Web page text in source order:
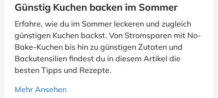
Der Ludwig
Wine in Black HelloFresh Mittel zum Leben
MUCA YourBeef Aromatico Kusmi Tea
Mijuwi vom Achterhof
Altes Gewürzamt
Günstig Kuchen backen im Sommer
Erfahre, wie du im Sommer leckeren und zugleich
günstigen Kuchen backst. Von Stromsparen mit No-
Bake-Kuchen bis hin zu günstigen Zutaten und
Backutensilien findest du in diesem Artikel die
besten Tipps und Rezepte.
Mehr Ansehen